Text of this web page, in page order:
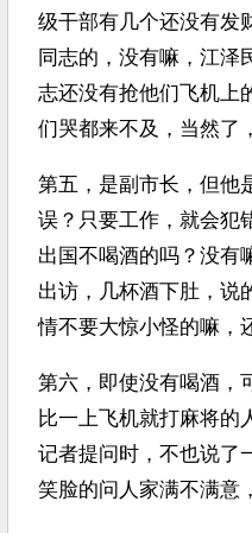
级干部有几个还没有发
同志的，没有嘛，江泽
志还没有抢他们飞机上
们哭都来不及，当然了
第五，是副市长，但他
误？只要工作，就会犯
出国不喝酒的吗？没有
出访，几杯酒下肚，说
情不要大惊小怪的嘛，
第六，即使没有喝酒，
比一上飞机就打麻将的
记者提问时，不也说了
笑脸的问人家满不满意